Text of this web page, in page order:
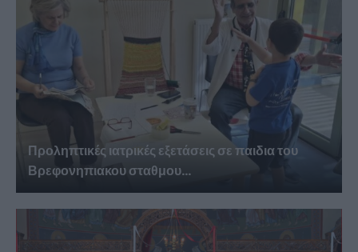
Προληπτικές ιατρικές εξετάσεις σε παιδια του
Βρεφονηπιακου σταθμου...